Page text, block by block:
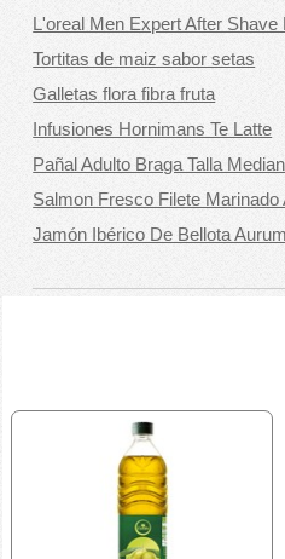
L'oreal Men Expert After
Tortitas de maiz sabor setas
Galletas flora fibra fruta
Infusiones Hornimans Te Latte
Pañal Adulto Braga Talla
Salmon Fresco Filete
Jamón Ibérico De Bellota